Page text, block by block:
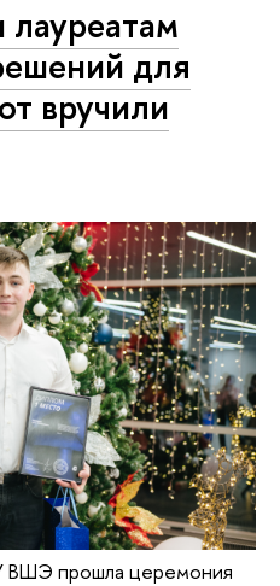
для
вручили
ВШЭ прошла церемония